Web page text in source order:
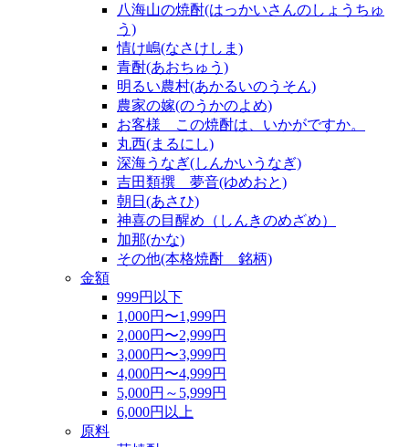
八海山の焼酎(はっかいさんのしょうちゅ
う)
情け嶋(なさけしま)
青酎(あおちゅう)
明るい農村(あかるいのうそん)
農家の嫁(のうかのよめ)
お客様 この焼酎は、いかがですか。
丸西(まるにし)
深海うなぎ(しんかいうなぎ)
吉田類撰 夢音(ゆめおと)
朝日(あさひ)
神喜の目醒め（しんきのめざめ）
加那(かな)
その他(本格焼酎 銘柄)
金額
999円以下
1,000円〜1,999円
2,000円〜2,999円
3,000円〜3,999円
4,000円〜4,999円
5,000円～5,999円
6,000円以上
原料